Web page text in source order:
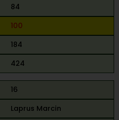
84
100
184
424
16
Laprus Marcin